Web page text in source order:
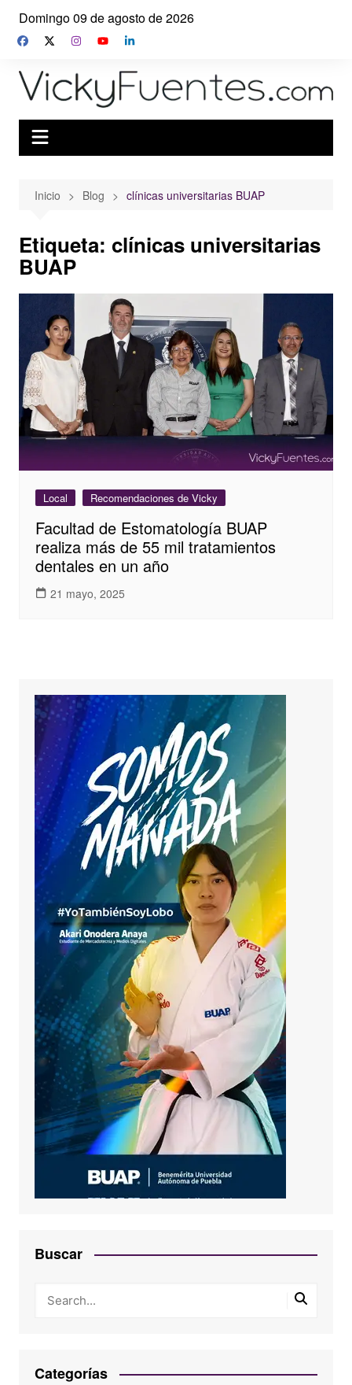
Saltar
contenido
Domingo 09 de agosto de 2026
Inicio Blog clínicas universitarias BUAP
Etiqueta: clínicas universitarias
BUAP
Local Recomendaciones de Vicky
Facultad de Estomatología BUAP
realiza más de 55 mil tratamientos
dentales en un año
21 mayo, 2025
Buscar
Categorías